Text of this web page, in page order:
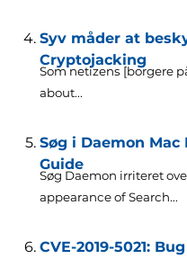
Syv måder at
Cryptojacking
Som netizens [borgere
about...
Søg i Daemon
Guide
Søg Daemon irriteret
appearance of Search...
CVE-2019-5021: